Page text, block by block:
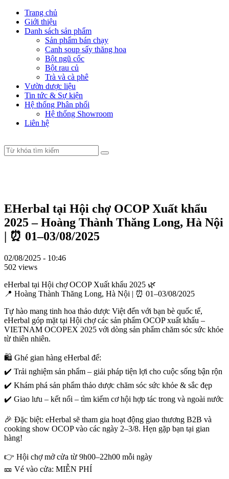
Trang chủ
Giới thiệu
Danh sách sản phẩm
Sản phẩm bán chạy
Canh soup sấy thăng hoa
Bột ngũ cốc
Bột rau củ
Trà và cà phê
Vườn dược liệu
Tin tức & Sự kiện
Hệ thống Phân phối
Hệ thống Showroom
Liên hệ
EHerbal tại Hội chợ OCOP Xuất khẩu
2025 – Hoàng Thành Thăng Long, Hà Nội
| ⏰ 01–03/08/2025
02/08/2025 - 10:46
502 views
eHerbal tại Hội chợ OCOP Xuất khẩu 2025 🌿
📍 Hoàng Thành Thăng Long, Hà Nội | ⏰ 01–03/08/2025
Tự hào mang tinh hoa thảo dược Việt đến với bạn bè quốc tế,
eHerbal góp mặt tại Hội chợ các sản phẩm OCOP xuất khẩu –
VIETNAM OCOPEX 2025 với dòng sản phẩm chăm sóc sức khỏe
từ thiên nhiên.
🛍️ Ghé gian hàng eHerbal để:
✔️ Trải nghiệm sản phẩm – giải pháp tiện lợi cho cuộc sống bận rộn
✔️ Khám phá sản phẩm thảo dược chăm sóc sức khỏe & sắc đẹp
✔️ Giao lưu – kết nối – tìm kiếm cơ hội hợp tác trong và ngoài nước
🎉 Đặc biệt: eHerbal sẽ tham gia hoạt động giao thương B2B và
cooking show OCOP vào các ngày 2–3/8. Hẹn gặp bạn tại gian
hàng!
👉 Hội chợ mở cửa từ 9h00–22h00 mỗi ngày
🎫 Vé vào cửa: MIỄN PHÍ